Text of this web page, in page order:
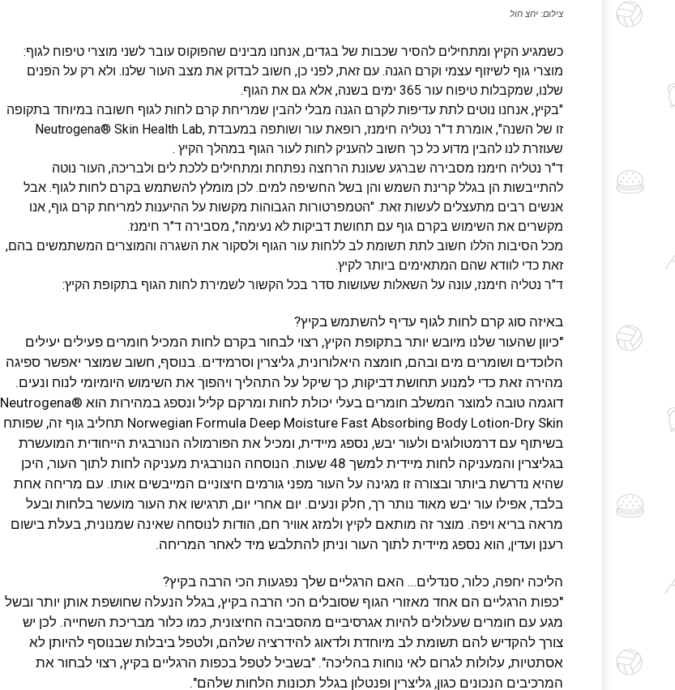
צילום: יחצ חול
כשמגיע הקיץ ומתחילים להסיר שכבות של בגדים, אנחנו מבינים שהפוקוס עובר לשני מוצרי טיפוח לגוף:
מוצרי גוף לשיזוף עצמי וקרם הגנה. עם זאת, לפני כן, חשוב לבדוק את מצב העור שלנו. ולא רק על הפנים
שלנו, שמקבלות טיפוח עור 365 ימים בשנה, אלא גם את הגוף.
"בקיץ, אנחנו נוטים לתת עדיפות לקרם הגנה מבלי להבין שמריחת קרם לחות לגוף חשובה במיוחד בתקופה
זו של השנה", אומרת ד"ר נטליה חימנז, רופאת עור ושותפה במעבדת ,Neutrogena® Skin Health Lab
שעוזרת לנו להבין מדוע כל כך חשוב להעניק לחות לעור הגוף במהלך הקיץ .
ד"ר נטליה חימנז מסבירה שברגע שעונת הרחצה נפתחת ומתחילים ללכת לים ולבריכה, העור נוטה
להתייבשות הן בגלל קרינת השמש והן בשל החשיפה למים. לכן מומלץ להשתמש בקרם לחות לגוף. אבל
אנשים רבים מתעצלים לעשות זאת. "הטמפרטורות הגבוהות מקשות על ההיענות למריחת קרם גוף, אנו
מקשרים את השימוש בקרם גוף עם תחושת דביקות לא נעימה", מסבירה ד"ר חימנז.
מכל הסיבות הללו חשוב לתת תשומת לב ללחות עור הגוף ולסקור את השגרה והמוצרים המשתמשים בהם,
זאת כדי לוודא שהם המתאימים ביותר לקיץ.
ד"ר נטליה חימנז, עונה על השאלות שעושות סדר בכל הקשור לשמירת לחות הגוף בתקופת הקיץ:
באיזה סוג קרם לחות לגוף עדיף להשתמש בקיץ?
"כיוון שהעור שלנו מיובש יותר בתקופת הקיץ, רצוי לבחור בקרם לחות המכיל חומרים פעילים יעילים
הלוכדים ושומרים מים ובהם, חומצה היאלורונית, גליצרין וסרמידים. בנוסף, חשוב שמוצר יאפשר ספיגה
מהירה זאת כדי למנוע תחושת דביקות, כך שיקל על התהליך ויהפוך את השימוש היומיומי לנוח ונעים.
דוגמה טובה למוצר המשלב חומרים בעלי יכולת לחות ומרקם קליל ונספג במהירות הוא Neutrogena®
Norwegian Formula Deep Moisture Fast Absorbing Body Lotion-Dry Skin תחליב גוף זה, שפותח
בשיתוף עם דרמטולוגים ולעור יבש, נספג מיידית, ומכיל את הפורמולה הנורבגית הייחודית המועשרת
בגליצרין והמעניקה לחות מיידית למשך 48 שעות. הנוסחה הנורבגית מעניקה לחות לתוך העור, היכן
שהיא נדרשת ביותר ובצורה זו מגינה על העור מפני גורמים חיצוניים המייבשים אותו. עם מריחה אחת
בלבד, אפילו עור יבש מאוד נותר רך, חלק ונעים. יום אחרי יום, תרגישו את העור מועשר בלחות ובעל
מראה בריא ויפה. מוצר זה מותאם לקיץ ולמזג אוויר חם, הודות לנוסחה שאינה שמנונית, בעלת בישום
רענן ועדין, הוא נספג מיידית לתוך העור וניתן להתלבש מיד לאחר המריחה.
הליכה יחפה, כלור, סנדלים… האם הרגליים שלך נפגעות הכי הרבה בקיץ?
"כפות הרגליים הם אחד מאזורי הגוף שסובלים הכי הרבה בקיץ, בגלל הנעלה שחושפת אותן יותר ובשל
מגע עם חומרים שעלולים להיות אגרסיביים מהסביבה החיצונית, כמו כלור מבריכת השחייה. לכן יש
צורך להקדיש להם תשומת לב מיוחדת ולדאוג להידרציה שלהם, ולטפל ביבלות שבנוסף להיותן לא
אסתטיות, עלולות לגרום לאי נוחות בהליכה". "בשביל לטפל בכפות הרגליים בקיץ, רצוי לבחור את
המרכיבים הנכונים כגון, גליצרין ופנטלון בגלל תכונות הלחות שלהם".